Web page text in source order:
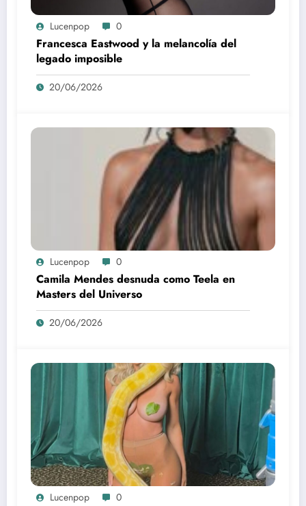
Lucenpop 0
Francesca Eastwood y la melancolía del
legado imposible
20/06/2026
Lucenpop 0
Camila Mendes desnuda como Teela en
Masters del Universo
20/06/2026
Lucenpop 0